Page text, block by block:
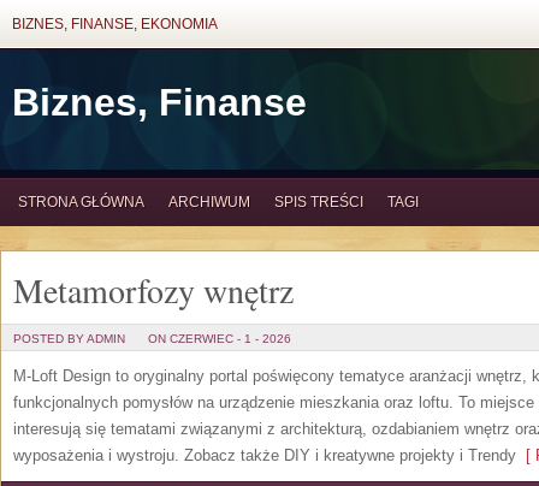
BIZNES, FINANSE, EKONOMIA
Biznes, Finanse
STRONA GŁÓWNA ARCHIWUM SPIS TREŚCI TAGI
Metamorfozy wnętrz
POSTED BY ADMIN ON CZERWIEC - 1 - 2026
M-Loft Design to oryginalny portal poświęcony tematyce aranżacji wnętrz,
funkcjonalnych pomysłów na urządzenie mieszkania oraz loftu. To
interesują się tematami związanymi z architekturą, ozdabianiem wnętrz
wyposażenia i wystroju. Zobacz także DIY i kreatywne projekty i Trendy [